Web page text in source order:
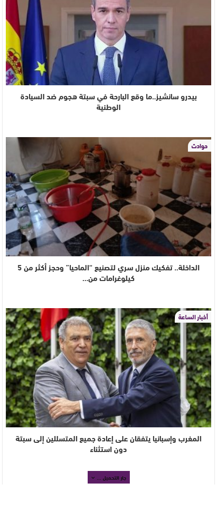
بيدرو سانشيز..ما وقع البارحة في سبتة هجوم ضد السيادة
الوطنية
حوادث
الداخلة.. تفكيك منزل سري لتصنيع “الماحيا” وحجز أكثر من 5
كيلوغرامات من…
أخبار الساعة
المغرب وإسبانيا يتفقان على إعادة جميع المتسللين إلى سبتة
دون استثناء
جار التحميل ...